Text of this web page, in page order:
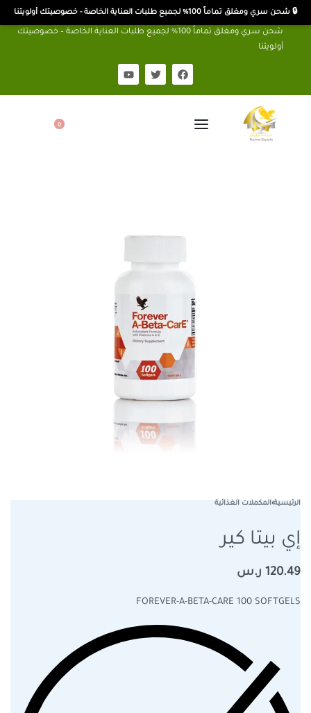
🔒 شحن سري ومغلق تماماً 100% لجميع طلبات العناية الخاصة - خصوصيتك أولويتنا
شحن سري ومغلق تماماً 100% لجميع طلبات العناية الخاصة – خصوصيتك
أولويتنا
0
الرئيسية›المكملات الغذائية
إي بيتا كير
120.49 ر.س
FOREVER-A-BETA-CARE 100 SOFTGELS